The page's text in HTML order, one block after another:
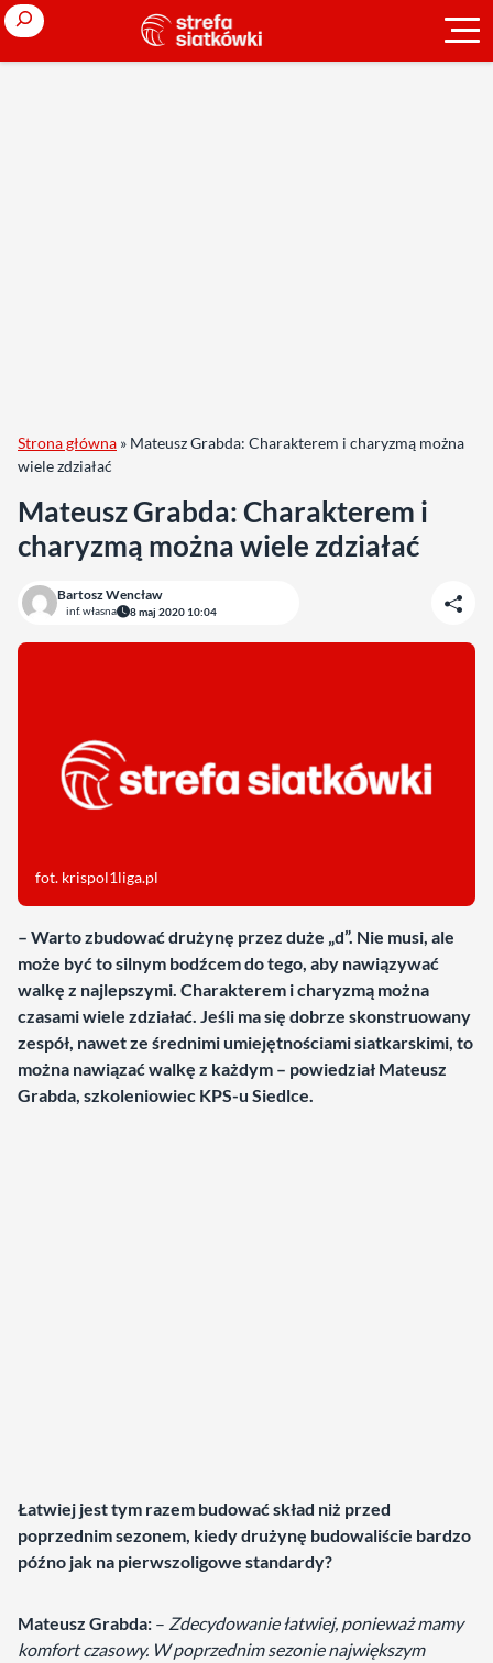
Search
Strona główna » Mateusz Grabda: Charakterem i charyzmą można
wiele zdziałać
Mateusz Grabda: Charakterem i
charyzmą można wiele zdziałać
Bartosz Wencław
inf. własna 8 maj 2020 10:04
fot. krispol1liga.pl
– Warto zbudować drużynę przez duże „d”. Nie musi, ale
może być to silnym bodźcem do tego, aby nawiązywać
walkę z najlepszymi. Charakterem i charyzmą można
czasami wiele zdziałać. Jeśli ma się dobrze skonstruowany
zespół, nawet ze średnimi umiejętnościami siatkarskimi, to
można nawiązać walkę z każdym – powiedział Mateusz
Grabda, szkoleniowiec KPS-u Siedlce.
Łatwiej jest tym razem budować skład niż przed
poprzednim sezonem, kiedy drużynę budowaliście bardzo
późno jak na pierwszoligowe standardy?
Mateusz Grabda: – Zdecydowanie łatwiej, ponieważ mamy
komfort czasowy. W poprzednim sezonie największym